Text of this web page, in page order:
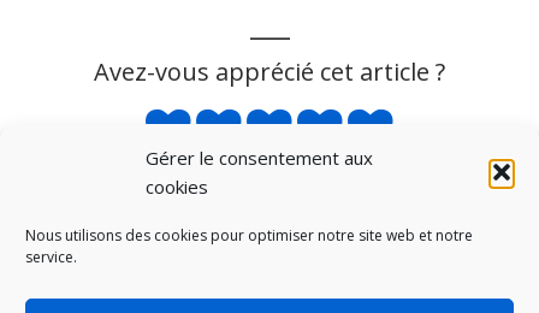
Gérer le consentement aux
cookies
Nous utilisons des cookies pour optimiser notre site web et notre
service.
Avez-vous apprécié cet article ?
5/5 -